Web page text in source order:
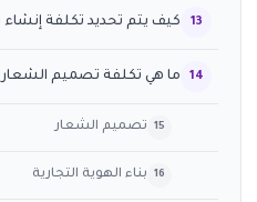
كيف يتم تحديد تكلفة
ما هي تكلفة تصميم الشعار
تصميم الشعار
بناء الهوية التجارية